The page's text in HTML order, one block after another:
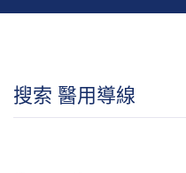
搜索 醫用導線